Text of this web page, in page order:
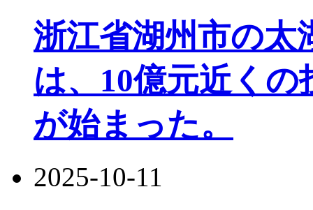
浙江省湖州市の太
は、10億元近く
が始まった。
2025-10-11